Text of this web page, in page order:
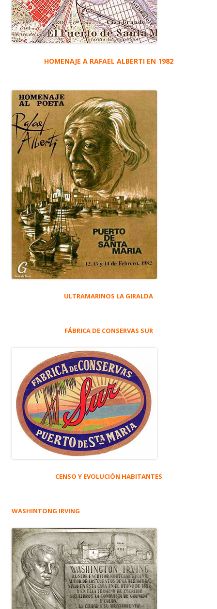
HOMENAJE A RAFAEL ALBERTI EN 1982
ULTRAMARINOS LA GIRALDA
FÁBRICA DE CONSERVAS SUR
CENSO Y EVOLUCIÓN HABITANTES
WASHINTONG IRVING